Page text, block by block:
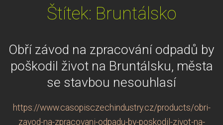
Štítek: Bruntálsko
Obří závod na zpracování odpadů by
poškodil život na Bruntálsku, města
se stavbou nesouhlasí
https://www.casopisczechindustry.cz/products/obri-
zavod-na-zpracovani-odpadu-by-poskodil-zivot-na-